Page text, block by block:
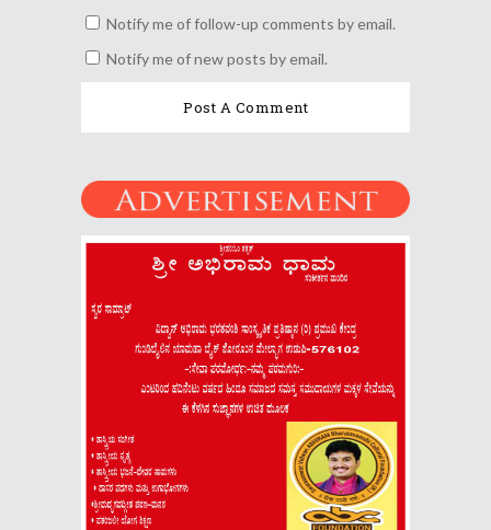
Notify me of follow-up comments by email.
Notify me of new posts by email.